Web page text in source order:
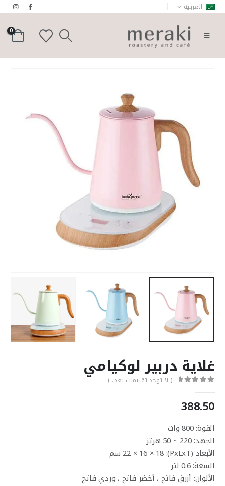
العربية
0
غلاية دربير لوكيامي
( لا توجد تقييمات بعد. )
388.50
القوة: 800 وات
الجهد: 220 ~ 50 هرتز
الأبعاد (PxLxT): 22 × 16 × 18 سم
السعة: 0.6 لتر
الألوان: أزرق فاتح ، أخضر فاتح ، وردي فاتح